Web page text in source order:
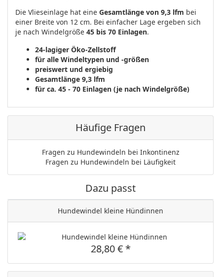
Die Vlieseinlage hat eine Gesamtlänge von 9,3 lfm bei
einer Breite von 12 cm. Bei einfacher Lage ergeben sich
je nach Windelgröße 45 bis 70 Einlagen.
24-lagiger Öko-Zellstoff
für alle Windeltypen und -größen
preiswert und ergiebig
Gesamtlänge 9,3 lfm
für ca. 45 - 70 Einlagen (je nach Windelgröße)
Häufige Fragen
Fragen zu Hundewindeln bei Inkontinenz
Fragen zu Hundewindeln bei Läufigkeit
Dazu passt
Hundewindel kleine Hündinnen
28,80 € *